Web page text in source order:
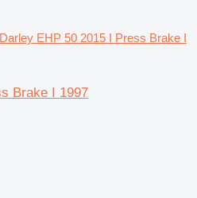
Darley EHP 50 2015 I Press Brake I
Brake I 1997